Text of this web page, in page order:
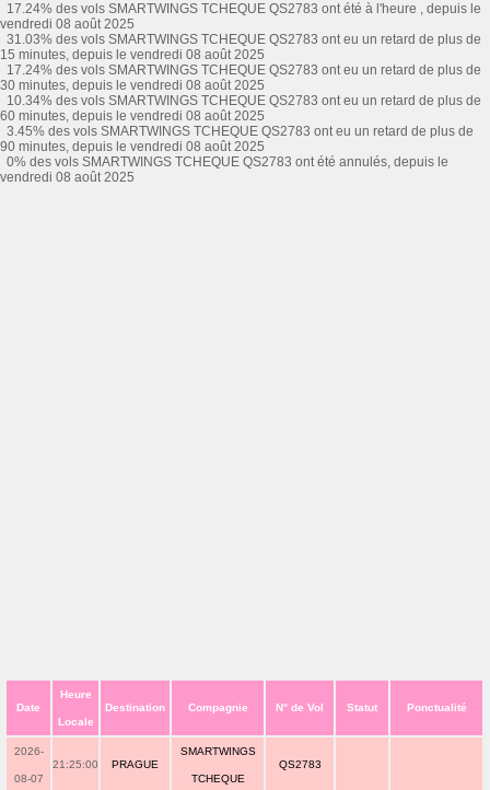
17.24% des vols SMARTWINGS TCHEQUE QS2783 ont été à l'heure , depuis le
vendredi 08 août 2025
31.03% des vols SMARTWINGS TCHEQUE QS2783 ont eu un retard de plus de
15 minutes, depuis le vendredi 08 août 2025
17.24% des vols SMARTWINGS TCHEQUE QS2783 ont eu un retard de plus de
30 minutes, depuis le vendredi 08 août 2025
10.34% des vols SMARTWINGS TCHEQUE QS2783 ont eu un retard de plus de
60 minutes, depuis le vendredi 08 août 2025
3.45% des vols SMARTWINGS TCHEQUE QS2783 ont eu un retard de plus de
90 minutes, depuis le vendredi 08 août 2025
0% des vols SMARTWINGS TCHEQUE QS2783 ont été annulés, depuis le
vendredi 08 août 2025
Date
Heure
Locale
Destination Compagnie N° de Vol Statut Ponctualité
2026-
08-07
21:25:00 PRAGUE
SMARTWINGS
TCHEQUE
QS2783